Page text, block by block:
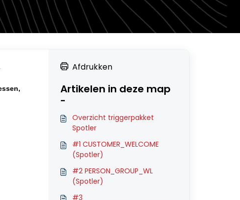
Afdrukken
Artikelen in deze map
-
Overzicht triggerpakket
Spotler
#1 CUSTOMER_WELCOME
(Spotler)
#2 PERSON_GROUP_WL
(Spotler)
#3